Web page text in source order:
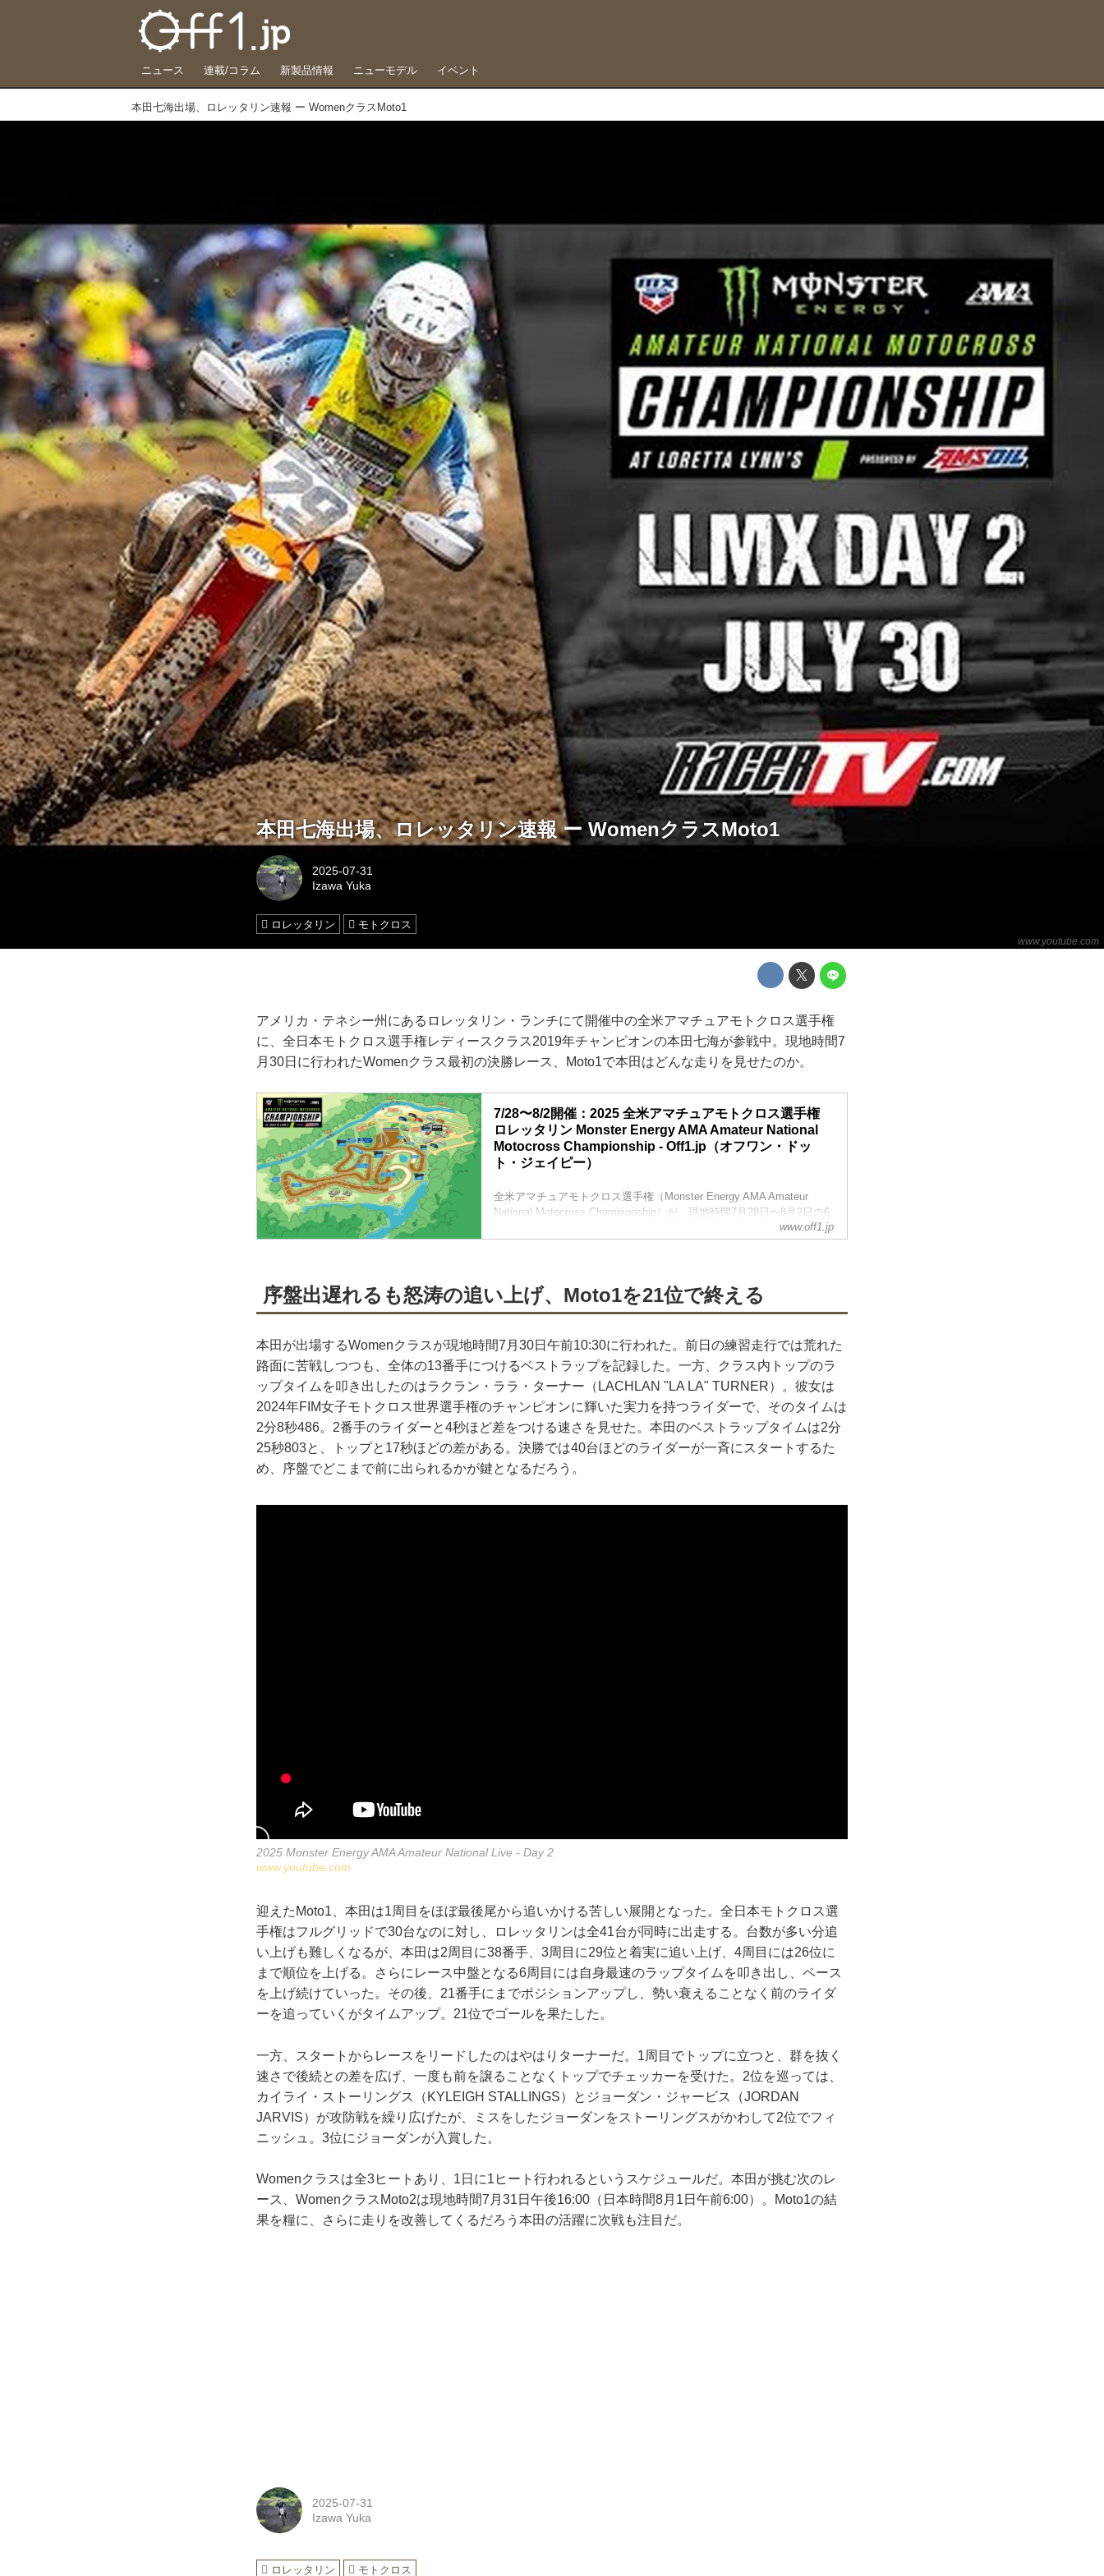
ニュース 連載/コラム 新製品情報 ニューモデル イベント
本田七海出場、ロレッタリン速報 ー WomenクラスMoto1
www.youtube.com
本田七海出場、ロレッタリン速報 ー WomenクラスMoto1
2025-07-31
Izawa Yuka
ロレッタリン モトクロス
アメリカ・テネシー州にあるロレッタリン・ランチにて開催中の全米アマチュアモトクロス選手権
に、全日本モトクロス選手権レディースクラス2019年チャンピオンの本田七海が参戦中。現地時間7
月30日に行われたWomenクラス最初の決勝レース、Moto1で本田はどんな走りを見せたのか。
7/28〜8/2開催：2025 全米アマチュアモトクロス選手権
ロレッタリン Monster Energy AMA Amateur National
Motocross Championship - Off1.jp（オフワン・ドッ
ト・ジェイピー）
全米アマチュアモトクロス選手権（Monster Energy AMA Amateur
National Motocross Championship）が、現地時間7月28日〜8月2日の6
日間にわたって開催される。今年は全日本モトクロス選手権レディー
スクラス2019年チャンピオンの本田七海が、250ccのマシンを駆り、
本田七海選手出場スケジュール（現地時間／日本時間）
Day1（7月28日15:30pm / 29日5:30...
www.off1.jp
序盤出遅れるも怒涛の追い上げ、Moto1を21位で終える
本田が出場するWomenクラスが現地時間7月30日午前10:30に行われた。前日の練習走行では荒れた
路面に苦戦しつつも、全体の13番手につけるベストラップを記録した。一方、クラス内トップのラ
ップタイムを叩き出したのはラクラン・ララ・ターナー（LACHLAN "LA LA" TURNER）。彼女は
2024年FIM女子モトクロス世界選手権のチャンピオンに輝いた実力を持つライダーで、そのタイムは
2分8秒486。2番手のライダーと4秒ほど差をつける速さを見せた。本田のベストラップタイムは2分
25秒803と、トップと17秒ほどの差がある。決勝では40台ほどのライダーが一斉にスタートするた
め、序盤でどこまで前に出られるかが鍵となるだろう。
2025 Monster Energy AMA Amateur National Live - Day 2
www.youtube.com
迎えたMoto1、本田は1周目をほぼ最後尾から追いかける苦しい展開となった。全日本モトクロス選
手権はフルグリッドで30台なのに対し、ロレッタリンは全41台が同時に出走する。台数が多い分追
い上げも難しくなるが、本田は2周目に38番手、3周目に29位と着実に追い上げ、4周目には26位に
まで順位を上げる。さらにレース中盤となる6周目には自身最速のラップタイムを叩き出し、ペース
を上げ続けていった。その後、21番手にまでポジションアップし、勢い衰えることなく前のライダ
ーを追っていくがタイムアップ。21位でゴールを果たした。
一方、スタートからレースをリードしたのはやはりターナーだ。1周目でトップに立つと、群を抜く
速さで後続との差を広げ、一度も前を譲ることなくトップでチェッカーを受けた。2位を巡っては、
カイライ・ストーリングス（KYLEIGH STALLINGS）とジョーダン・ジャービス（JORDAN
JARVIS）が攻防戦を繰り広げたが、ミスをしたジョーダンをストーリングスがかわして2位でフィ
ニッシュ。3位にジョーダンが入賞した。
Womenクラスは全3ヒートあり、1日に1ヒート行われるというスケジュールだ。本田が挑む次のレ
ース、WomenクラスMoto2は現地時間7月31日午後16:00（日本時間8月1日午前6:00）。Moto1の結
果を糧に、さらに走りを改善してくるだろう本田の活躍に次戦も注目だ。
2025-07-31
Izawa Yuka
ロレッタリン モトクロス